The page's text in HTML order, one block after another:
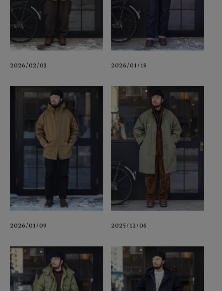
2026/02/03 2026/01/18
2026/01/09 2025/12/06